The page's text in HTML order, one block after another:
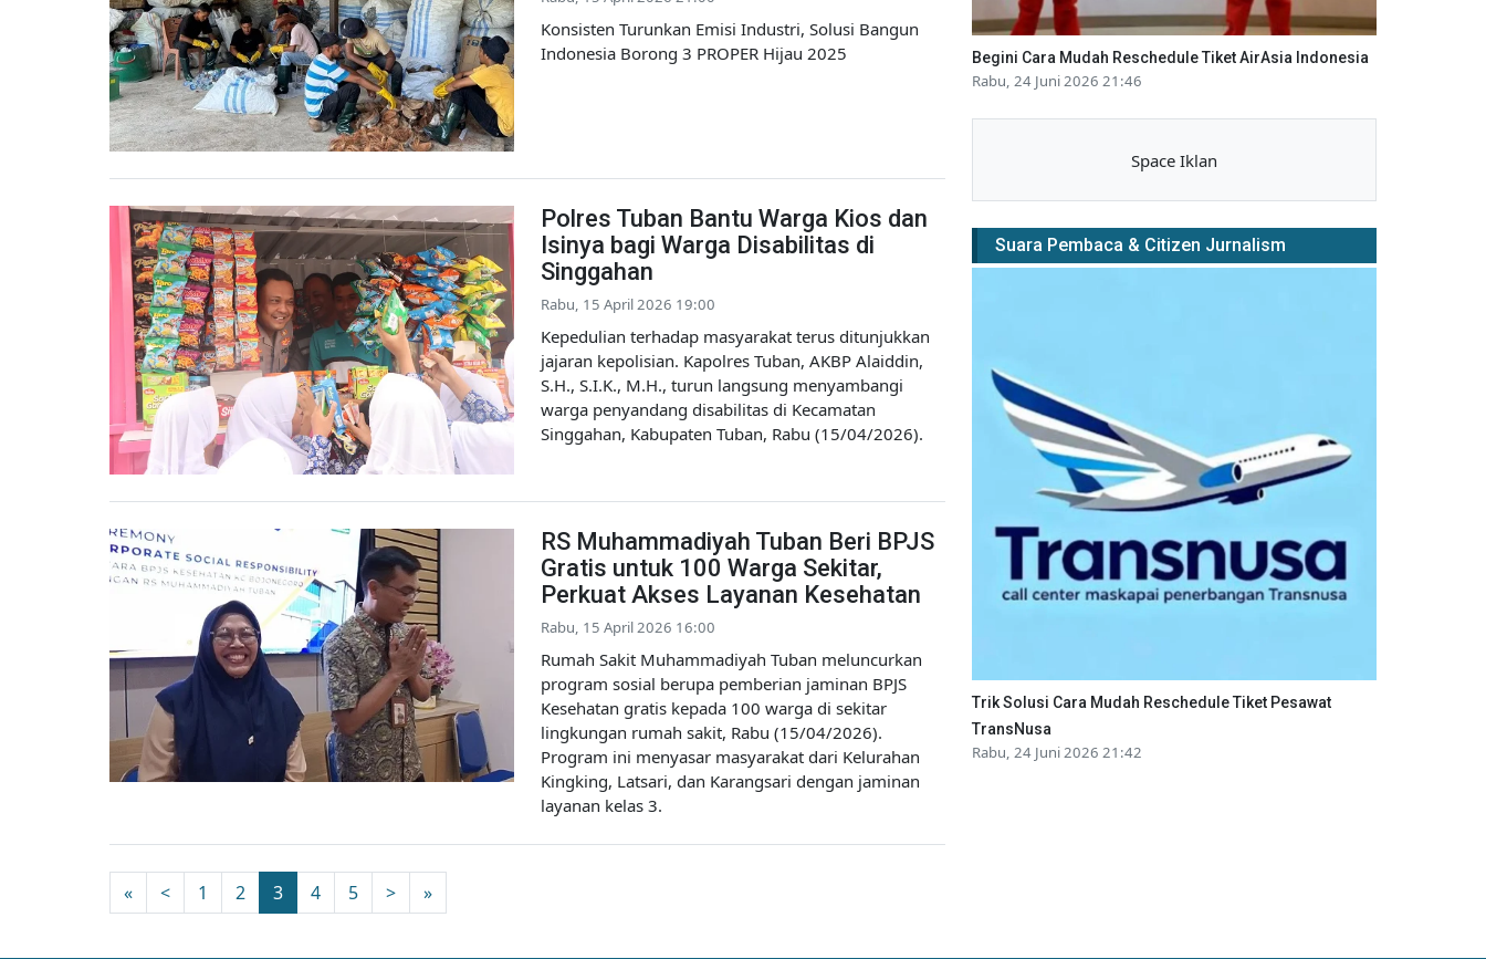
Konsisten Turunkan Emisi Industri, Solusi Bangun
Indonesia Borong 3 PROPER Hijau 2025
Polres Tuban Bantu Warga Kios dan
Isinya bagi Warga Disabilitas di
Singgahan
Rabu, 15 April 2026 19:00
Kepedulian terhadap masyarakat terus ditunjukkan
jajaran kepolisian. Kapolres Tuban, AKBP Alaiddin,
S.H., S.I.K., M.H., turun langsung menyambangi
warga penyandang disabilitas di Kecamatan
Singgahan, Kabupaten Tuban, Rabu (15/04/2026).
RS Muhammadiyah Tuban Beri BPJS
Gratis untuk 100 Warga Sekitar,
Perkuat Akses Layanan Kesehatan
Rabu, 15 April 2026 16:00
Rumah Sakit Muhammadiyah Tuban meluncurkan
program sosial berupa pemberian jaminan BPJS
Kesehatan gratis kepada 100 warga di sekitar
lingkungan rumah sakit, Rabu (15/04/2026).
Program ini menyasar masyarakat dari Kelurahan
Kingking, Latsari, dan Karangsari dengan jaminan
layanan kelas 3.
« < 1 2 3 4 5 > »
Begini Cara Mudah Reschedule Tiket AirAsia Indonesia
Rabu, 24 Juni 2026 21:46
Space Iklan
Suara Pembaca & Citizen Jurnalism
Trik Solusi Cara Mudah Reschedule Tiket Pesawat
TransNusa
Rabu, 24 Juni 2026 21:42